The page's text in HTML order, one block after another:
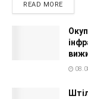
READ MORE